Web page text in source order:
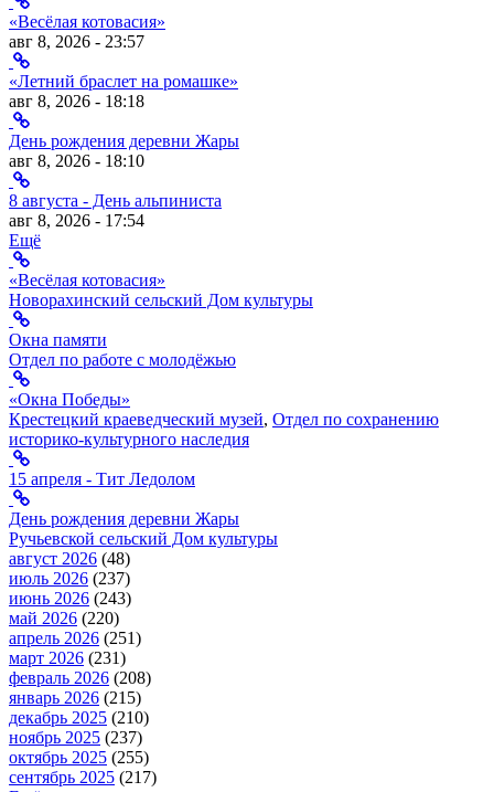
«Весёлая котовасия»
авг 8, 2026 - 23:57
«Летний браслет на ромашке»
авг 8, 2026 - 18:18
День рождения деревни Жары
авг 8, 2026 - 18:10
8 августа - День альпиниста
авг 8, 2026 - 17:54
Ещё
«Весёлая котовасия»
Новорахинский сельский Дом культуры
Окна памяти
Отдел по работе с молодёжью
«Окна Победы»
Крестецкий краеведческий музей, Отдел по сохранению
историко-культурного наследия
15 апреля - Тит Ледолом
День рождения деревни Жары
Ручьевской сельский Дом культуры
август 2026 (48)
июль 2026 (237)
июнь 2026 (243)
май 2026 (220)
апрель 2026 (251)
март 2026 (231)
февраль 2026 (208)
январь 2026 (215)
декабрь 2025 (210)
ноябрь 2025 (237)
октябрь 2025 (255)
сентябрь 2025 (217)